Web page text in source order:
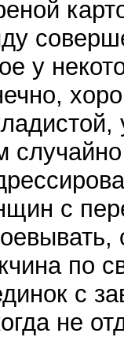
у
с
по
с
не